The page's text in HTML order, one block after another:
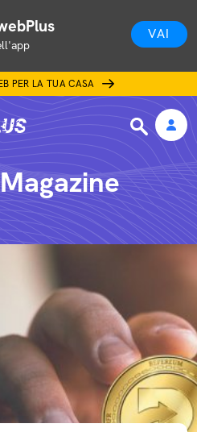
VAI
PER LA TUA CASA